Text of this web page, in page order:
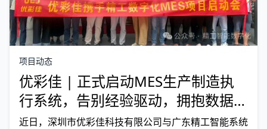
项目动态
优彩佳 | 正式启动MES生产制造执
行系统，告别经验驱动，拥抱数据驱
动，引领键盘智造升级
近日，深圳市优彩佳科技有限公司与广东精工智能系统